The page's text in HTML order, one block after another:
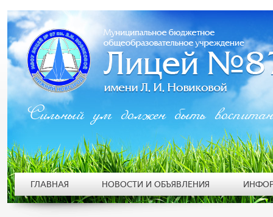
Сильный ум должен быть
ГЛАВНАЯ НОВОСТИ И ОБЪЯВЛЕНИЯ